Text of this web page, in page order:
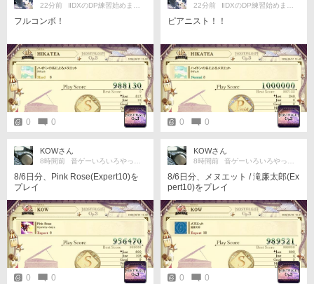
22分前 ⅡDXのDP練習始めました。
フルコンボ！
0 0
22分前 ⅡDXのDP練習始めました。
ピアニスト！！
0 0
KOWさん
8時間前 音ゲーいろいろやってます
8/6日分、Pink Rose(Expert10)を
プレイ
0 0
KOWさん
8時間前 音ゲーいろいろやってます
8/6日分、メヌエット / 滝廉太郎(Ex
pert10)をプレイ
0 0